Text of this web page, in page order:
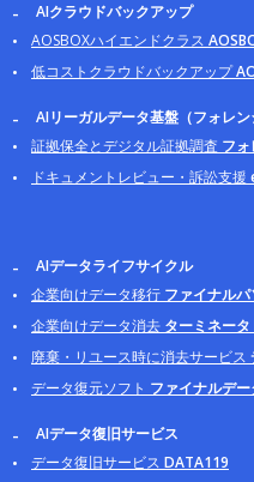
AIクラウドバックアップ
AOSBOXハイエンドクラス
低コストクラウドバックアップ
AIリーガルデータ基盤（フォレン
証拠保全とデジタル証拠調査 フ
ドキュメントレビュー・訴訟支援
AIデータライフサイクル
企業向けデータ移行 ファイナル
企業向けデータ消去 ターミネー
廃棄・リユース時に消去サービス
データ復元ソフト ファイナルデ
AIデータ復旧サービス
データ復旧サービス DATA119